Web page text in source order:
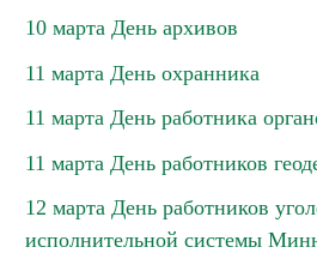
10 марта День архивов
11 марта День охранника
11 марта День работника
11 марта День работников
12 марта День работников
исполнительной системы